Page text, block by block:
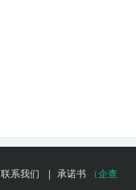
联系我们 | 承诺书 （企查